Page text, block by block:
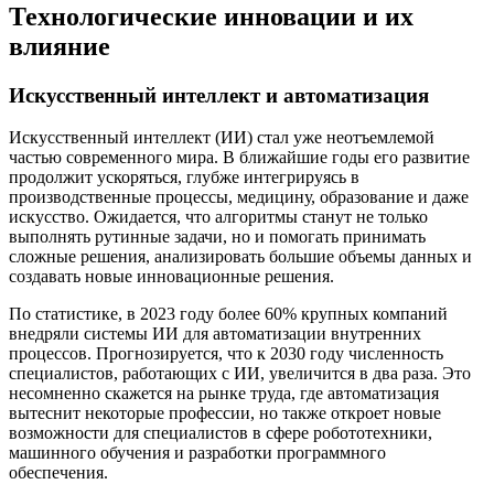
Технологические инновации и их
влияние
Искусственный интеллект и автоматизация
Искусственный интеллект (ИИ) стал уже неотъемлемой
частью современного мира. В ближайшие годы его развитие
продолжит ускоряться, глубже интегрируясь в
производственные процессы, медицину, образование и даже
искусство. Ожидается, что алгоритмы станут не только
выполнять рутинные задачи, но и помогать принимать
сложные решения, анализировать большие объемы данных и
создавать новые инновационные решения.
По статистике, в 2023 году более 60% крупных компаний
внедряли системы ИИ для автоматизации внутренних
процессов. Прогнозируется, что к 2030 году численность
специалистов, работающих с ИИ, увеличится в два раза. Это
несомненно скажется на рынке труда, где автоматизация
вытеснит некоторые профессии, но также откроет новые
возможности для специалистов в сфере робототехники,
машинного обучения и разработки программного
обеспечения.